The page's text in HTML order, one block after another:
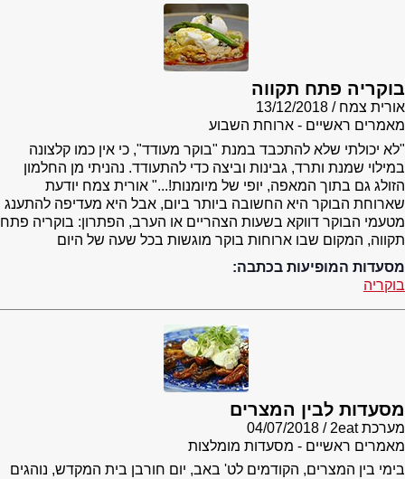
בוקריה פתח תקווה
אורית צמח
13/12/2018
מאמרים ראשיים - ארוחת השבוע
"לא יכולתי שלא להתכבד במנת "בוקר מעודד", כי אין כמו קלצונה
במילוי שמנת ותרד, גבינות וביצה כדי להתעודד. נהניתי מן החלמון
הזולג גם בתוך המאפה, יופי של מיומנות!..." אורית צמח יודעת
שארוחת הבוקר היא החשובה ביותר ביום, אבל היא מעדיפה להתענג
מטעמי הבוקר דווקא בשעות הצהריים או הערב, הפתרון: בוקריה פתח
תקווה, המקום שבו ארוחות בוקר מוגשות בכל שעה של היום
מסעדות המופיעות בכתבה:
בוקריה
מסעדות לבין המצרים
מערכת 2eat
04/07/2018
מאמרים ראשיים - מסעדות מומלצות
בימי בין המצרים, הקודמים לט' באב, יום חורבן בית המקדש, נוהגים